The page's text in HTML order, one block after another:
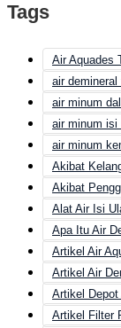
Tags
Air Aquades
air demineral
air minum
air minum isi
air minum
Akibat
Akibat
Alat Air Isi
Apa Itu Air
Artikel Air
Artikel Air
Artikel Depot
Artikel Filter